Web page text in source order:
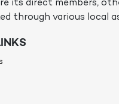
its direct members,
through various local